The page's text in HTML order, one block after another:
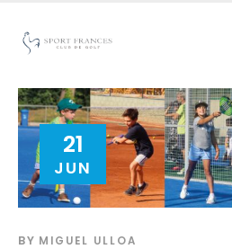
21
JUN
BY MIGUEL ULLOA